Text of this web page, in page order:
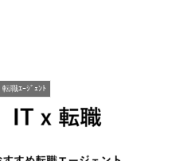
職ｴｰｼﾞｪﾝﾄ